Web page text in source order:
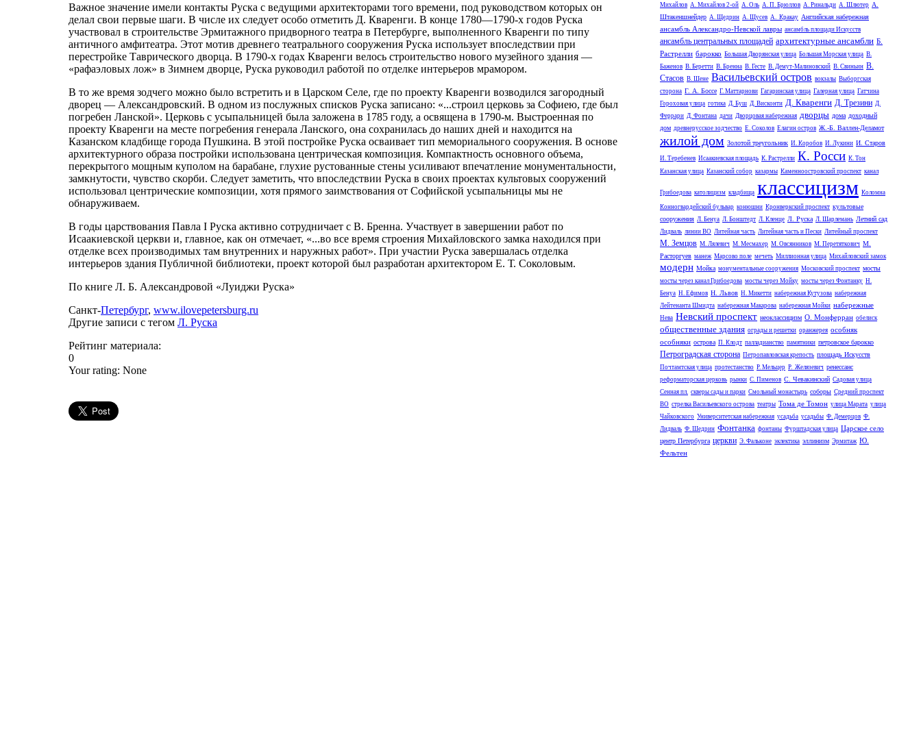
Важное значение имели контакты Руска с ведущими архитекторами того времени, под руководством которых он
делал свои первые шаги. В числе их следует особо отметить Д. Кваренги. В конце 1780—1790-х годов Руска
участвовал в строительстве Эрмитажного придворного театра в Петербурге, выполненного Кваренги по типу
античного амфитеатра. Этот мотив древнего театрального сооружения Руска использует впоследствии при
перестройке Таврического дворца. В 1790-х годах Кваренги велось строительство нового музейного здания —
«рафаэловых лож» в Зимнем дворце, Руска руководил работой по отделке интерьеров мрамором.
В то же время зодчего можно было встретить и в Царском Селе, где по проекту Кваренги возводился загородный
дворец — Александровский. В одном из послужных списков Руска записано: «...строил церковь за Софиею, где был
погребен Ланской». Церковь с усыпальницей была заложена в 1785 году, а освящена в 1790-м. Выстроенная по
проекту Кваренги на месте погребения генерала Ланского, она сохранилась до наших дней и находится на
Казанском кладбище города Пушкина. В этой постройке Руска осваивает тип мемориального сооружения. В основе
архитектурного образа постройки использована центрическая композиция. Компактность основного объема,
перекрытого мощным куполом на барабане, глухие рустованные стены усиливают впечатление монументальности,
замкнутости, чувство скорби. Следует заметить, что впоследствии Руска в своих проектах культовых сооружений
использовал центрические композиции, хотя прямого заимствования от Софийской усыпальницы мы не
обнаруживаем.
В годы царствования Павла I Руска активно сотрудничает с В. Бренна. Участвует в завершении работ по
Исаакиевской церкви и, главное, как он отмечает, «...во все время строения Михайловского замка находился при
отделке всех производимых там внутренних и наружных работ». При участии Руска завершалась отделка
интерьеров здания Публичной библиотеки, проект которой был разработан архитектором Е. Т. Соколовым.
По книге Л. Б. Александровой «Луиджи Руска»
Санкт-Петербург, www.ilovepetersburg.ru
Другие записи с тегом Л. Руска
Рейтинг материала:
0
Your rating: None
Михайлов А. Михайлов 2-ой А. Оль А. П. Брюллов А. Ринальди А. Шлютер А.
Штакеншнейдер А. Щедрин А. Щусев А. Кракау Английская набережная
ансамбль Александро-Невской лавры ансамбль площади Искусств
ансамбль центральных площадей архитектурные ансамбли Б.
Растрелли барокко Большая Дворянская улица Большая Морская улица В.
Баженов В. Беретти В. Бренна В. Гесте В. Демут-Малиновский В. Свиньин В.
Стасов В. Шене Васильевский остров вокзалы Выборгская
сторона Г. А. Боссе Г. Маттарнови Гагаринская улица Галерная улица Гатчина
Гороховая улица готика Д. Буш Д. Висконти Д. Кваренги Д. Трезини Д.
Феррари Д. Фонтана дачи Дворцовая набережная дворцы дома доходный
дом древнерусское зодчество Е. Соколов Елагин остров Ж.-Б. Валлен-Деламот
жилой дом Золотой треугольник И. Коробов И. Лукини И. Старов
И. Теребенев Исаакиевская площадь К. Растрелли К. Росси К. Тон
Казанская улица Казанский собор казармы Каменноостровский проспект канал
Грибоедова католицизм кладбища классицизм Коломна
Конногвардейский бульвар конюшни Кронверкский проспект культовые
сооружения Л. Бенуа Л. Бонштедт Л. Кленце Л. Руска Л. Шарлемань Летний сад
Лидваль линии ВО Литейная часть Литейная часть и Пески Литейный проспект
М. Земцов М. Лялевич М. Месмахер М. Овсянников М. Перетяткович М.
Расторгуев манеж Марсово поле мечеть Миллионная улица Михайловский замок
модерн Мойка монументальные сооружения Московский проспект мосты
мосты через канал Грибоедова мосты через Мойку мосты через Фонтанку Н.
Бенуа Н. Ефимов Н. Львов Н. Микетти набережная Кутузова набережная
Лейтенанта Шмидта набережная Макарова набережная Мойки набережные
Нева Невский проспект неоклассицизм О. Монферран обелиск
общественные здания ограды и решетки оранжерея особняк
особняки острова П. Клодт палладианство памятники петровское барокко
Петроградская сторона Петропавловская крепость площадь Искусств
Почтамтская улица протестанство Р. Мельцер Р. Желязевич ренессанс
реформаторская церковь рынки С. Пименов С. Чевакинский Садовая улица
Сенная пл. скверы сады и парки Смольный монастырь соборы Средний проспект
ВО стрелка Васильевского острова театры Тома де Томон улица Марата улица
Чайковского Университетская набережная усадьба усадьбы Ф. Демерцов Ф.
Лидваль Ф. Шедрин Фонтанка фонтаны Фурштадская улица Царское село
центр Петербурга церкви Э. Фальконе эклектика эллинизм Эрмитаж Ю.
Фельтен